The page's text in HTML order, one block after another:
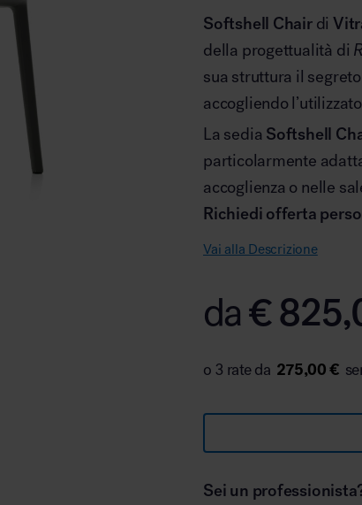
reception
Softshell Chair di
della progettualità di
sua struttura il
accogliendo
La sedia Softshell
particolarmente
accoglienza o nelle
Richiedi offerta
Vai alla Descrizione
da€
275,00 €
Sei un